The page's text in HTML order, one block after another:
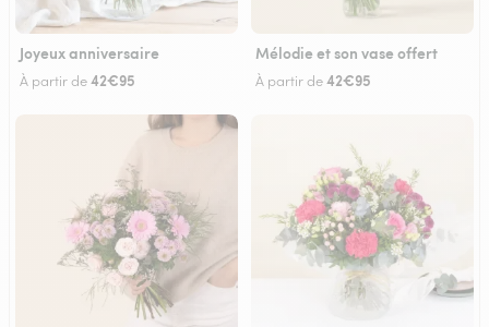
Joyeux anniversaire
À partir de42€95
Mélodie et son vase offert
À partir de42€95